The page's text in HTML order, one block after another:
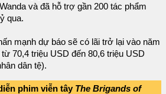
và đã hỗ trợ gần 200 tác phẩm
qua.
mạnh dự báo sẽ có lãi trở lại vào năm
70,4 triệu USD đến 80,6 triệu USD
dân tệ).
phim viễn tây The Brigands of